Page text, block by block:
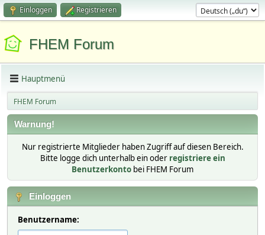
Einloggen Registrieren
FHEM Forum
Hauptmenü
FHEM Forum
Warnung!
Nur registrierte Mitglieder haben Zugriff auf diesen Bereich.
Bitte logge dich unterhalb ein oder registriere ein
Benutzerkonto bei FHEM Forum
Einloggen
Benutzername: